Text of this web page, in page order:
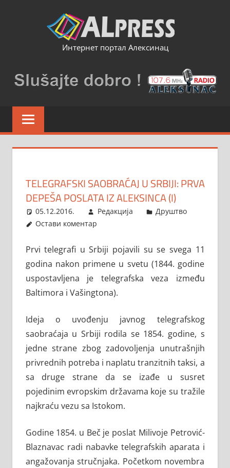
Интернет портал Алексинац
TELEGRAFSKI SAOBRAĆAJ U SRBIJI: PRVA
DEPEŠA POSLATA IZ ALEKSINCA (I)
05.12.2016. Редакција
Друштво
Остави коментар
Prvi telegrafi u Srbiji pojavili su se svega 11
godina nakon primene u svetu (1844. godine
uspostavljena je telegrafska veza između
Baltimora i Vašingtona).
Ideja o uvođenju javnog telegrafskog
saobraćaja u Srbiji rodila se 1854. godine, s
jedne strane zbog zadovoljenja unutrašnjih
privrednih potreba i naplatu tranzitnih taksi, a
sa druge strane da se izađe u susret
pojedinim evropskim državama koje su tražile
najkraću vezu sa Istokom.
Godine 1854. u Beč je poslat Milivoje Petrović-
Blaznavac radi nabavke telegrafskih aparata i
angažovanja stručnjaka. Početkom novembra